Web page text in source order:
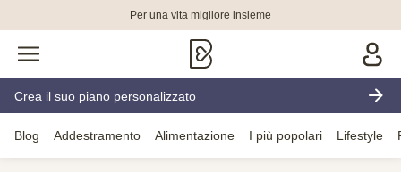
Per una vita migliore insieme
Crea il suo piano personalizzato
Blog Addestramento Alimentazione I più popolari Lifestyle